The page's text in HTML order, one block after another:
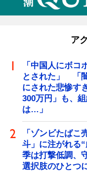
ア
「中国人にボ
とされた」 「
にされた悲惨す
300万円」も、
は…」
「ゾンビたば
斗」に注がれる
季は打撃低調、
選択肢のひとつ